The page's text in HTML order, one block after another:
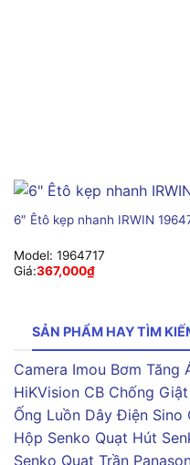
6″ Êtô kẹp nhanh IRWIN
Model: 1964717
Giá:367,000₫
SẢN PHẨM HAY TÌM
Camera Imou Bơm Tăng
HiKVision CB Chống
Ống Luồn Dây Điện Sino
Hộp Senko Quạt Hút
Senko Quạt Trần